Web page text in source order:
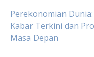
Post
navigation
Perekonomian Dunia:
Kabar Terkini dan
Masa Depan